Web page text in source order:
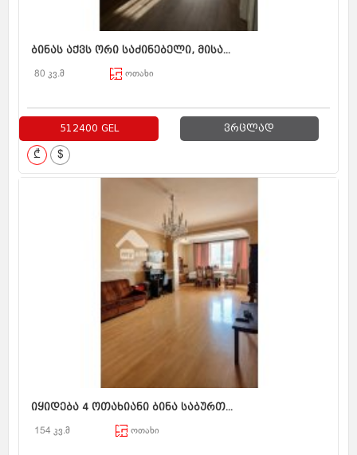
ბინას აქვს ორი საძინებელი, მისა...
80 კვ.მ ოთახი
512400 GEL ვრცლად
₾ $
იყიდება 4 ოთახიანი ბინა საბურთ...
154 კვ.მ ოთახი